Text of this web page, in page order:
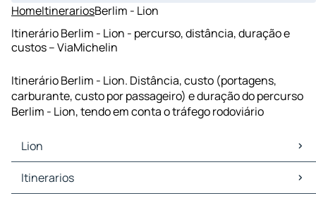
HomeItinerariosBerlim - Lion
Itinerário Berlim - Lion - percurso, distância, duração e
custos – ViaMichelin
Itinerário Berlim - Lion. Distância, custo (portagens,
carburante, custo por passageiro) e duração do percurso
Berlim - Lion, tendo em conta o tráfego rodoviário
Lion
Lion Mapas Plantas
Lion Trafego
Itinerarios